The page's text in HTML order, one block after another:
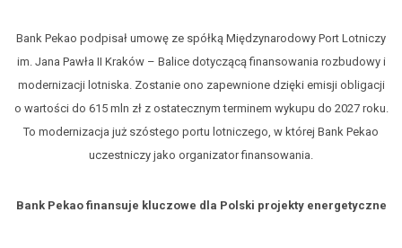
Bank Pekao podpisał umowę ze spółką Międzynarodowy Port Lotniczy
im. Jana Pawła II Kraków – Balice dotyczącą finansowania rozbudowy i
modernizacji lotniska. Zostanie ono zapewnione dzięki emisji obligacji
o wartości do 615 mln zł z ostatecznym terminem wykupu do 2027 roku.
To modernizacja już szóstego portu lotniczego, w której Bank Pekao
uczestniczy jako organizator finansowania.
Bank Pekao finansuje kluczowe dla Polski projekty energetyczne